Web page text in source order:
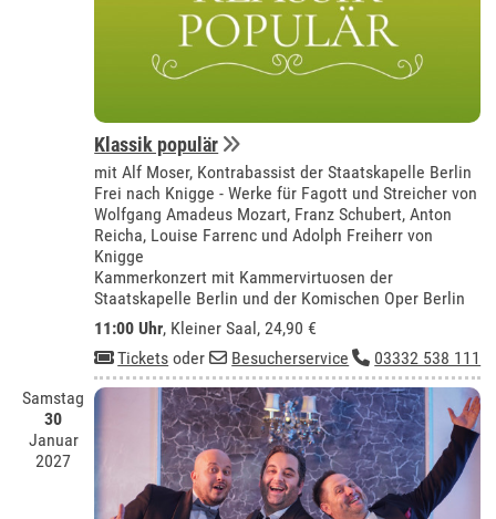
Klassik populär
mit Alf Moser, Kontrabassist der Staatskapelle Berlin
Frei nach Knigge - Werke für Fagott und Streicher von
Wolfgang Amadeus Mozart, Franz Schubert, Anton
Reicha, Louise Farrenc und Adolph Freiherr von
Knigge
Kammerkonzert mit Kammervirtuosen der
Staatskapelle Berlin und der Komischen Oper Berlin
11:00 Uhr, Kleiner Saal , 24,90 €
Tickets oder Besucherservice
03332 538 111
Samstag
30
Januar
2027